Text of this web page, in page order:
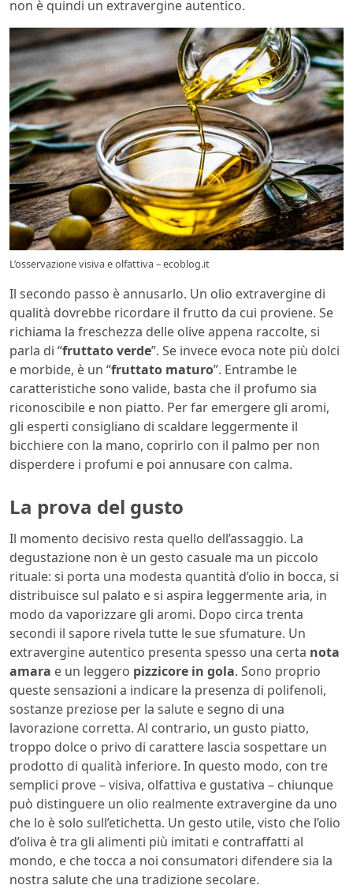
non è quindi un extravergine autentico.
L’osservazione visiva e olfattiva – ecoblog.it
Il secondo passo è annusarlo. Un olio extravergine di
qualità dovrebbe ricordare il frutto da cui proviene. Se
richiama la freschezza delle olive appena raccolte, si
parla di “fruttato verde”. Se invece evoca note più dolci
e morbide, è un “fruttato maturo”. Entrambe le
caratteristiche sono valide, basta che il profumo sia
riconoscibile e non piatto. Per far emergere gli aromi,
gli esperti consigliano di scaldare leggermente il
bicchiere con la mano, coprirlo con il palmo per non
disperdere i profumi e poi annusare con calma.
La prova del gusto
Il momento decisivo resta quello dell’assaggio. La
degustazione non è un gesto casuale ma un piccolo
rituale: si porta una modesta quantità d’olio in bocca, si
distribuisce sul palato e si aspira leggermente aria, in
modo da vaporizzare gli aromi. Dopo circa trenta
secondi il sapore rivela tutte le sue sfumature. Un
extravergine autentico presenta spesso una certa nota
amara e un leggero pizzicore in gola. Sono proprio
queste sensazioni a indicare la presenza di polifenoli,
sostanze preziose per la salute e segno di una
lavorazione corretta. Al contrario, un gusto piatto,
troppo dolce o privo di carattere lascia sospettare un
prodotto di qualità inferiore. In questo modo, con tre
semplici prove – visiva, olfattiva e gustativa – chiunque
può distinguere un olio realmente extravergine da uno
che lo è solo sull’etichetta. Un gesto utile, visto che l’olio
d’oliva è tra gli alimenti più imitati e contraffatti al
mondo, e che tocca a noi consumatori difendere sia la
nostra salute che una tradizione secolare.